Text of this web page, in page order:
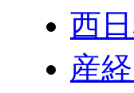
西
産